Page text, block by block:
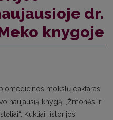
dr.
knygoje
mokslų daktaras
naujausią knygą ,,Žmonės ir
Kukliai „istorijos